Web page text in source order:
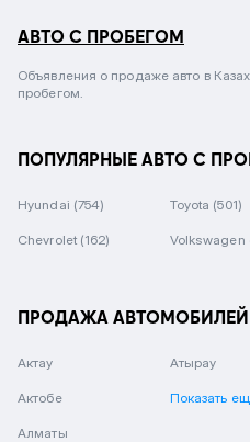
АВТО С ПРОБЕГОМ
Объявления о продаже авто в
пробегом.
ПОПУЛЯРНЫЕ АВТО С
Hyundai (754) Toyota (501)
Chevrolet (162) Volkswagen
ПРОДАЖА АВТОМОБИЛЕЙ
Актау
Актобе
Алматы
Атырау
Показать